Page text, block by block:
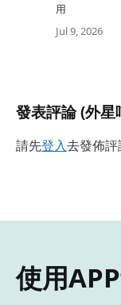
用
Jul 9, 2026
發表評論 (外星
請先登入去發佈評
使用